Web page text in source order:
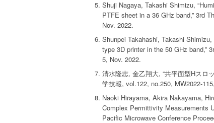
Shuji Nagaya, Takashi Shimizu,
PTFE sheet in a 36 GHz band,” 3rd
Nov. 2022.
Shunpei Takahashi, Takashi
type 3D printer in the 50 GHz band,”
5, Nov. 2022.
清水隆志, 金乙翔大, “共平面型Hスロ
学技報, vol.122, no.250, MW2022-
Naoki Hirayama, Akira Nakayama,
Complex Permittivity Measurements
Pacific Microwave Conference